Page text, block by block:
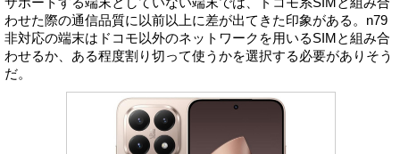
わせた際の通信品質に以前以上に差が出てきた印象がある。n79
非対応の端末はドコモ以外のネットワークを用いるSIMと組み合
わせるか、ある程度割り切って使うかを選択する必要がありそう
だ。